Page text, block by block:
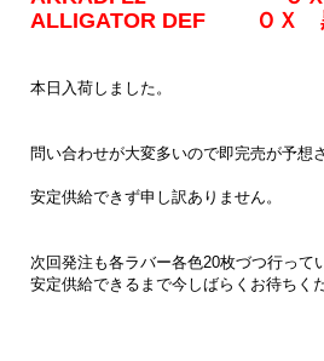
ALLIGATOR DEF ＯＸ
本日入荷しました。
問い合わせが大変多いので即完売が予想
安定供給できず申し訳ありません。
次回発注も各ラバー各色20枚づつ行って
安定供給できるまで今しばらくお待ちく